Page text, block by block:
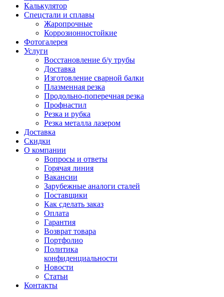
Калькулятор
Спецстали и сплавы
Жаропрочные
Коррозионностойкие
Фотогалерея
Услуги
Восстановление б/у трубы
Доставка
Изготовление сварной балки
Плазменная резка
Продольно-поперечная резка
Профнастил
Резка и рубка
Резка металла лазером
Доставка
Скидки
О компании
Вопросы и ответы
Горячая линия
Вакансии
Зарубежные аналоги сталей
Поставщики
Как сделать заказ
Оплата
Гарантия
Возврат товара
Портфолио
Политика
конфиденциальности
Новости
Статьи
Контакты